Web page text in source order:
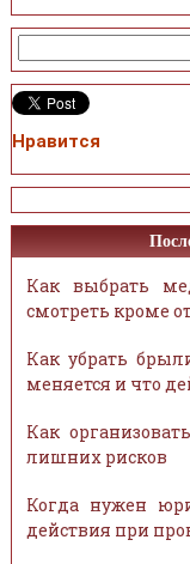
Нравится
Как выбрать
смотреть кроме
Как убрать
меняется и что
Как
лишних рисков
Когда нужен
действия при